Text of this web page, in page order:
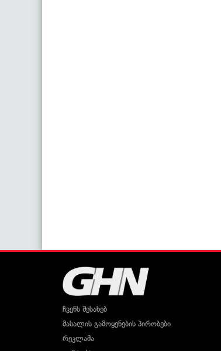
ჩვენს შესახებ
მასალის გამოყენების პირობები
რეკლამა